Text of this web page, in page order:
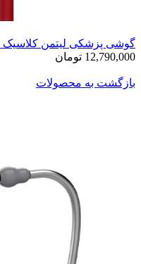
گوشی پزشکی لیتمن کلاسیک 3 زرشکی 5627
12,790,000 تومان
بازگشت به محصولات